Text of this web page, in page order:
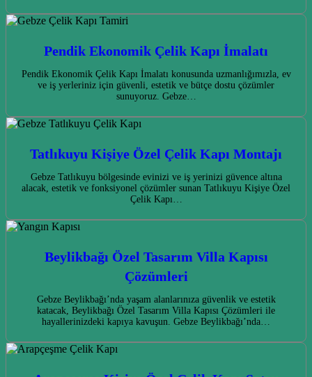
Pendik Ekonomik Çelik Kapı İmalatı
Pendik Ekonomik Çelik Kapı İmalatı konusunda uzmanlığımızla, ev
ve iş yerleriniz için güvenli, estetik ve bütçe dostu çözümler
sunuyoruz. Gebze…
Tatlıkuyu Kişiye Özel Çelik Kapı Montajı
Gebze Tatlıkuyu bölgesinde evinizi ve iş yerinizi güvence altına
alacak, estetik ve fonksiyonel çözümler sunan Tatlıkuyu Kişiye Özel
Çelik Kapı…
Beylikbağı Özel Tasarım Villa Kapısı
Çözümleri
Gebze Beylikbağı’nda yaşam alanlarınıza güvenlik ve estetik
katacak, Beylikbağı Özel Tasarım Villa Kapısı Çözümleri ile
hayallerinizdeki kapıya kavuşun. Gebze Beylikbağı’nda…